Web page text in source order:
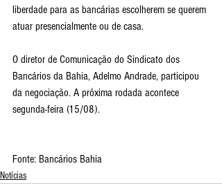
liberdade para as bancárias escolherem se querem
atuar presencialmente ou de casa.
O diretor de Comunicação do Sindicato dos
Bancários da Bahia, Adelmo Andrade, participou
da negociação. A próxima rodada acontece
segunda-feira (15/08).
Fonte: Bancários Bahia
Notícias